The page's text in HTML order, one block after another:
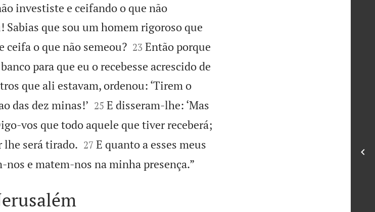
investiste e ceifando o que não
Sabias que sou um homem rigoroso que
o que não semeou?
23 Então porque
para que eu o recebesse acrescido de
que ali estavam, ordenou: ‘Tirem o
das dez minas!’
25 E disseram-lhe: ‘Mas
vos que todo aquele que tiver receberá;
lhe será tirado.
27 E quanto a esses meus
e matem-nos na minha presença.”